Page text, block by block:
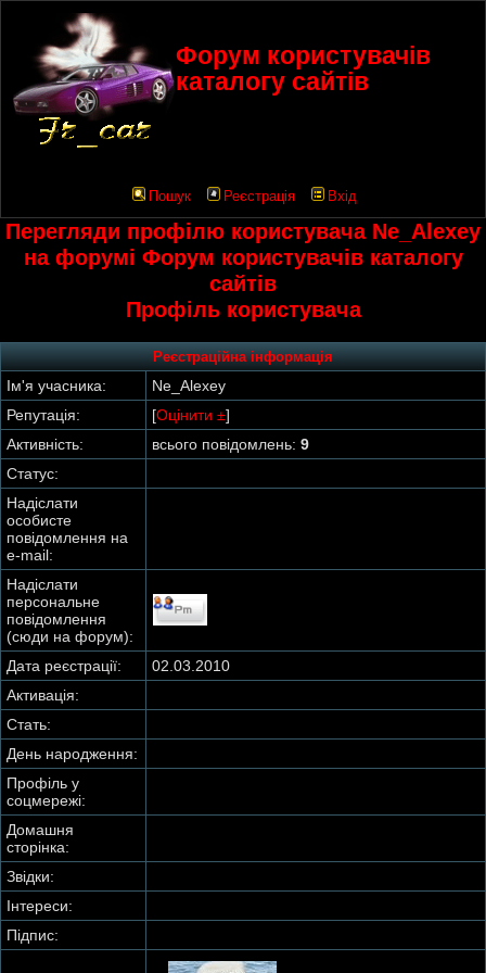
Форум користувачів
каталогу сайтів
Пошук Реєстрація Вхід
Перегляди профілю користувача Ne_Alexey
на форумі Форум користувачів каталогу
сайтів
Профіль користувача
Реєстраційна інформація
Ім'я учасника:
Ne_Alexey
Репутація:
[Оцінити ±]
Активність:
всього повідомлень: 9
Статус:
Надіслати
особисте
повідомлення на
e-mail:
Надіслати
персональне
повідомлення
(сюди на форум):
Дата реєстрації:
02.03.2010
Активація:
Стать:
День народження:
Профіль у
соцмережі:
Домашня
сторінка:
Звідки:
Інтереси:
Підпис: